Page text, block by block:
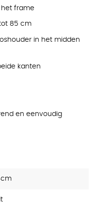
frame
85 cm
in het midden
kanten
en eenvoudig